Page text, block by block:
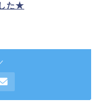
た★